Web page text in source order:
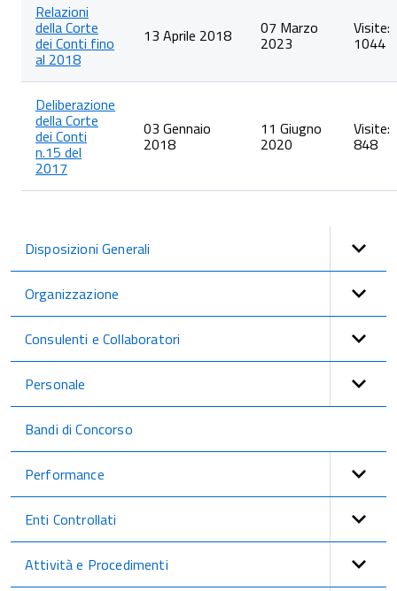
Relazioni
della Corte
dei Conti fino
al 2018
13 Aprile 2018 07 Marzo
2023
Visite:
1044
Deliberazione
della Corte
dei Conti
n.15 del
2017
03 Gennaio
2018
11 Giugno
2020
Visite:
848
Disposizioni Generali
Organizzazione
Consulenti e Collaboratori
Personale
Bandi di Concorso
Performance
Enti Controllati
Attività e Procedimenti